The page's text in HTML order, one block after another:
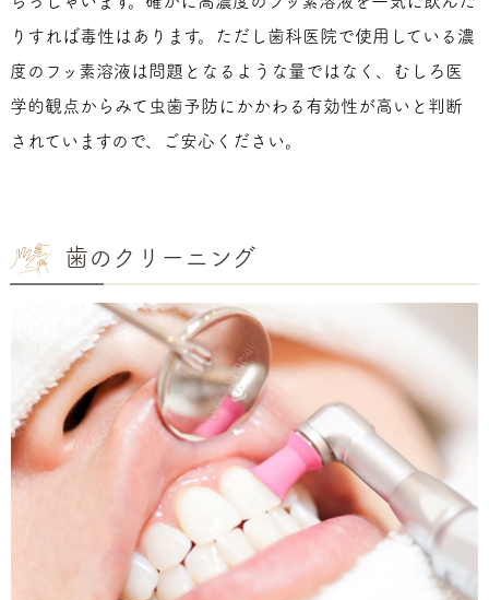
りすれば毒性はあります。ただし歯科医院で使用している濃
度のフッ素溶液は問題となるような量ではなく、むしろ医
学的観点からみて虫歯予防にかかわる有効性が高いと判断
されていますので、ご安心ください。
歯のクリーニング